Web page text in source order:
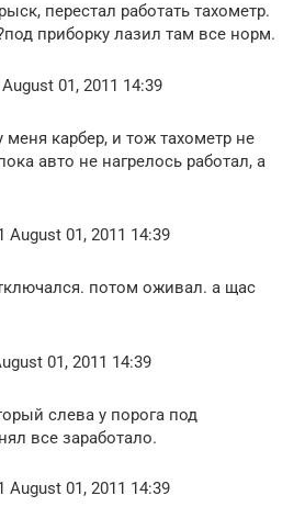
перестал работать тахометр.
приборку лазил там все норм.
01, 2011 14:39
карбер, и тож тахометр не
авто не нагрелось работал, а
August 01, 2011 14:39
потом оживал. а щас
01, 2011 14:39
слева у порога под
все заработало.
August 01, 2011 14:39